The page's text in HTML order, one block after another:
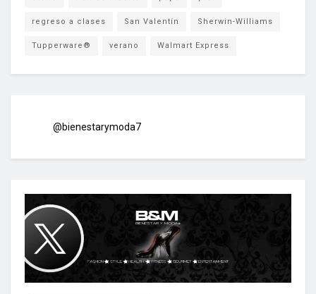
regreso a clases San Valentín Sherwin-Williams
Tupperware® verano Walmart Express
@bienestarymoda7